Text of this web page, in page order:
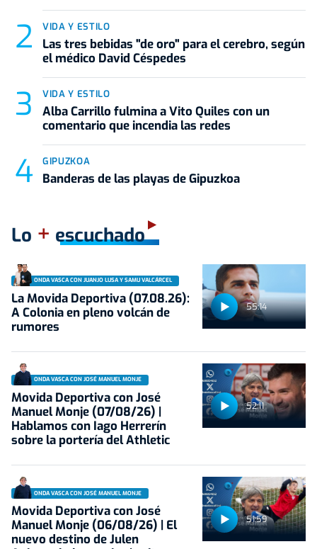
VIDA Y ESTILO
Las tres bebidas "de oro" para el cerebro, según
el médico David Céspedes
VIDA Y ESTILO
Alba Carrillo fulmina a Vito Quiles con un
comentario que incendia las redes
GIPUZKOA
Banderas de las playas de Gipuzkoa
Lo + escuchado
55:14
ONDA VASCA CON JUANJO LUSA Y SAMU VALCÁRCEL
La Movida Deportiva (07.08.26):
A Colonia en pleno volcán de
rumores
52:11
ONDA VASCA CON JOSÉ MANUEL MONJE
Movida Deportiva con José
Manuel Monje (07/08/26) |
Hablamos con Iago Herrerín
sobre la portería del Athletic
51:59
ONDA VASCA CON JOSÉ MANUEL MONJE
Movida Deportiva con José
Manuel Monje (06/08/26) | El
nuevo destino de Julen